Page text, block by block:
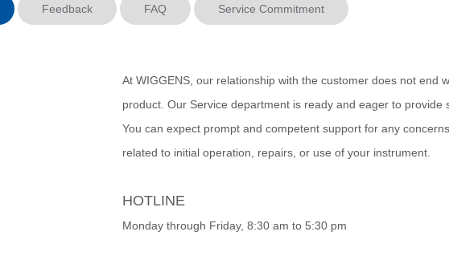
Feedback FAQ Service Commitment
At WIGGENS, our relationship with the customer does not end
product. Our Service department is ready and eager to provide
You can expect prompt and competent support for any
related to initial operation, repairs, or use of your instrument.
HOTLINE
Monday through Friday, 8:30 am to 5:30 pm